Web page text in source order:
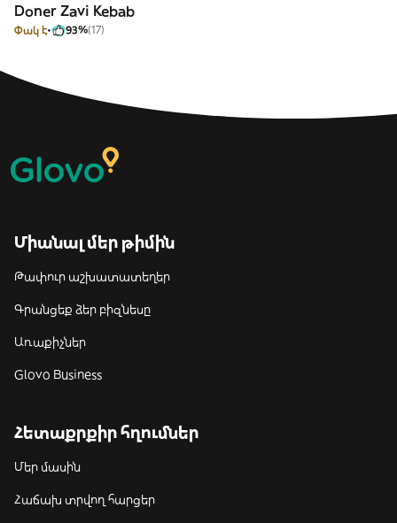
Doner Zavi Kebab
Փակ է 93%(17)
Միանալ մեր թիմին
Թափուր աշխատատեղեր
Գրանցեք ձեր բիզնեսը
Առաքիչներ
Glovo Business
Հետաքրքիր հղումներ
Մեր մասին
Հաճախ տրվող հարցեր